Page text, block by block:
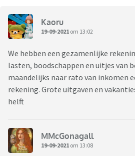
Kaoru
19-09-2021 om 13:02
We hebben een gezamenlijke
lasten, boodschappen en uitjes van
maandelijks naar rato van inkomen
rekening. Grote uitgaven en
helft
MMcGonagall
19-09-2021 om 13:08